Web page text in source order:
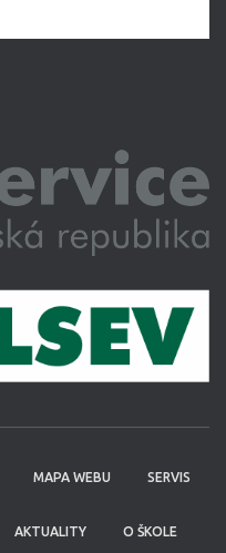
MAPA WEBU SERVIS
AKTUALITY O ŠKOLE